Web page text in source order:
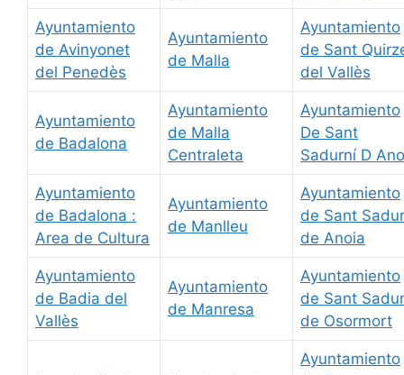
Ayuntamiento
de Avinyonet
del Penedès
Ayuntamiento
de Malla
Ayuntamiento
de Sant
del Vallès
Ayuntamiento
de Badalona
Ayuntamiento
de Malla
Centraleta
Ayuntamiento
De Sant
Sadurní D
Ayuntamiento
de Badalona :
Area de Cultura
Ayuntamiento
de Manlleu
Ayuntamiento
de Sant
de Anoia
Ayuntamiento
de Badia del
Vallès
Ayuntamiento
de Manresa
Ayuntamiento
de Sant
de Osormort
Ayuntamiento